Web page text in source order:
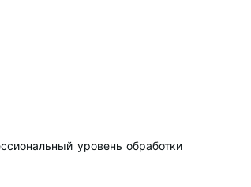
уровень обработки